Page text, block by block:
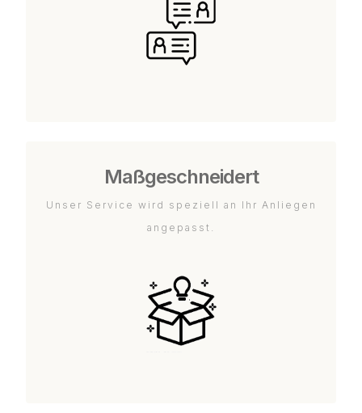
Maßgeschneidert
Unser Service wird speziell an Ihr Anliegen
angepasst.